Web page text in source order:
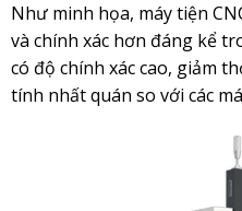
Như minh họa, máy tiện
và chính xác hơn đáng kể
có độ chính xác cao, giảm
tính nhất quán so với các